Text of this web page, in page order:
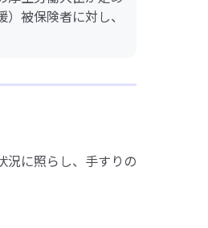
被保険者に対し、
況に照らし、手すりの